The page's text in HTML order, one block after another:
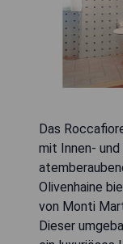
Das
mit Innen- und
Olivenhaine
von Monti
Dieser